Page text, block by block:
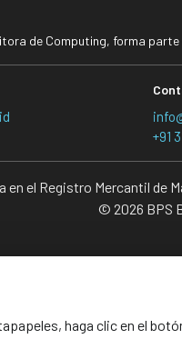
de Computing, forma
+91
en el Registro Mercantil de
© 2026 BPS
haga clic en el